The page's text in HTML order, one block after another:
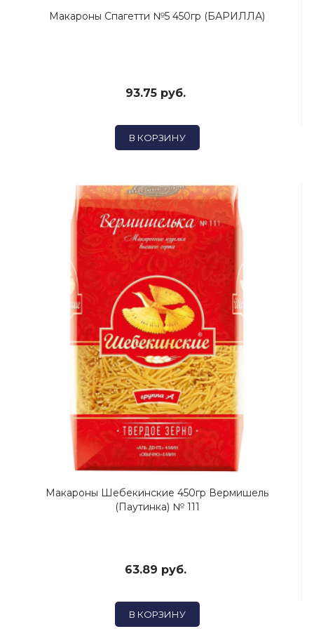
Макароны Спагетти №5 450гр (БАРИЛЛА)
93.75 руб.
В КОРЗИНУ
Макароны Шебекинские 450гр Вермишель
(Паутинка) № 111
63.89 руб.
В КОРЗИНУ